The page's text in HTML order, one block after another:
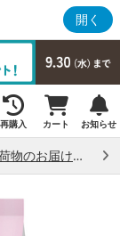
開く
再購入 カート お知らせ
熊本県熊本地方で発生した地震によるお荷物のお届け状況について （7/28）